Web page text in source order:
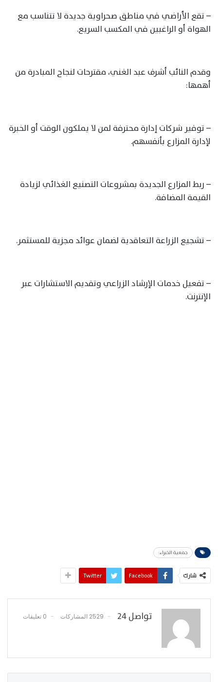
– تقع الأراضي في مناطق صحراوية جديدة لا تتناسب مع
الهواة أو الراغبين في المكسب السريع.
وقدم النائب أشرف عبد الغني، مقترحات لنجاح المبادرة من
أهمها:
– توفير شركات إدارة محترفة لمن لا يملكون الوقت أو الخبرة
لإدارة المزارع بأنفسهم.
– ربط المزارع الجديدة بمشروعات التصنيع الغذائي لزيادة
القيمة المضافة.
– تشجيع الزراعة التعاقدية لضمان عوائد مجزية للمستثمر.
– تفعيل خدمات الإرشاد الزراعي وتقديم الاستشارات عبر
الإنترنت.
جمعية الخبراء:
شارك Facebook
Twitter
تواصل 24 2529 المشاركات 0 تعليقات